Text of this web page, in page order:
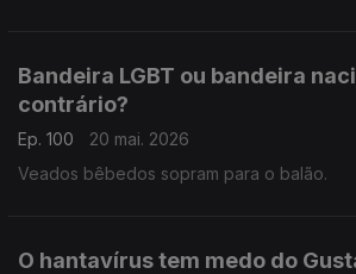
Bandeira LGBT ou bandeira
contrário?
Ep. 100
20 mai. 2026
Veados bêbedos sopram para o balão.
O hantavírus tem medo do